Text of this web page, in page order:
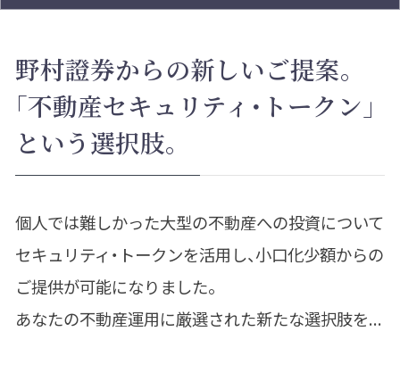
野村證券からの新しいご提案。
「不動産セキュリティ・トークン」
という選択肢。
個人では難しかった大型の不動産への投資について
セキュリティ・トークンを活用し、小口化少額からの
ご提供が可能になりました。
あなたの不動産運用に厳選された新たな選択肢を...